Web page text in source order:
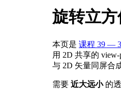
旋转立方
本页是 课程 39 —
用 2D 共享的
与 2D 矢量同屏合
需要 近大远小的